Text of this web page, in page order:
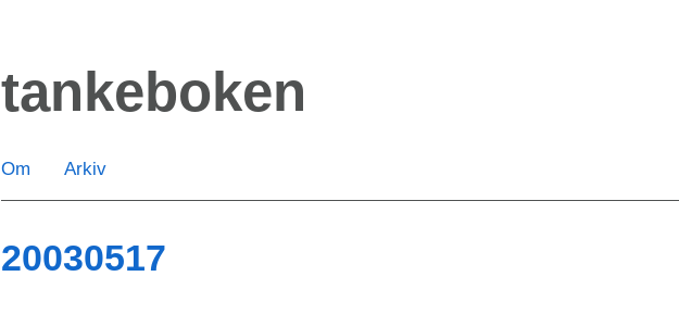
tankeboken
Om Arkiv
20030517